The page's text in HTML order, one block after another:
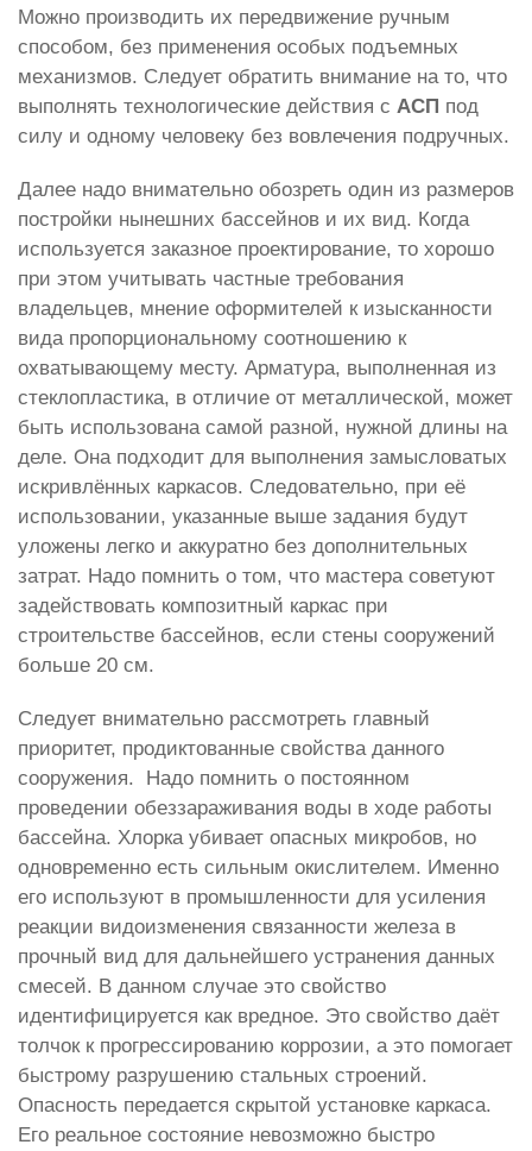
Можно производить их передвижение ручным
способом, без применения особых подъемных
механизмов. Следует обратить внимание на то, что
выполнять технологические действия с АСП под
силу и одному человеку без вовлечения подручных.
Далее надо внимательно обозреть один из размеров
постройки нынешних бассейнов и их вид. Когда
используется заказное проектирование, то хорошо
при этом учитывать частные требования
владельцев, мнение оформителей к изысканности
вида пропорциональному соотношению к
охватывающему месту. Арматура, выполненная из
стеклопластика, в отличие от металлической, может
быть использована самой разной, нужной длины на
деле. Она подходит для выполнения замысловатых
искривлённых каркасов. Следовательно, при её
использовании, указанные выше задания будут
уложены легко и аккуратно без дополнительных
затрат. Надо помнить о том, что мастера советуют
задействовать композитный каркас при
строительстве бассейнов, если стены сооружений
больше 20 см.
Следует внимательно рассмотреть главный
приоритет, продиктованные свойства данного
сооружения. Надо помнить о постоянном
проведении обеззараживания воды в ходе работы
бассейна. Хлорка убивает опасных микробов, но
одновременно есть сильным окислителем. Именно
его используют в промышленности для усиления
реакции видоизменения связанности железа в
прочный вид для дальнейшего устранения данных
смесей. В данном случае это свойство
идентифицируется как вредное. Это свойство даёт
толчок к прогрессированию коррозии, а это помогает
быстрому разрушению стальных строений.
Опасность передается скрытой установке каркаса.
Его реальное состояние невозможно быстро